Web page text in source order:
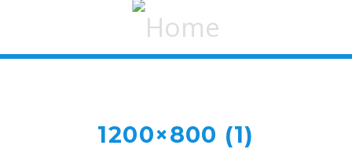
1200×800 (1)